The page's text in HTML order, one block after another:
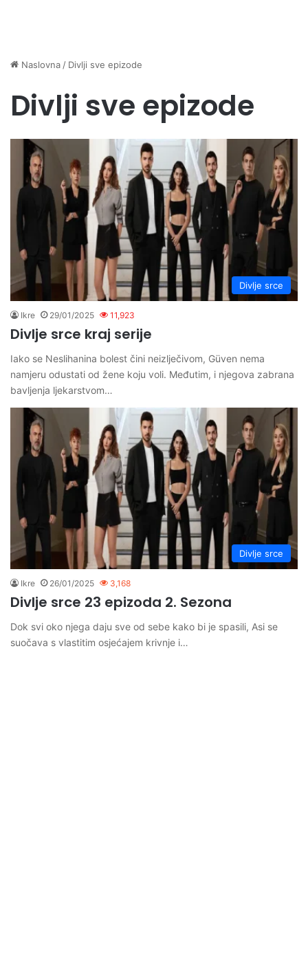
Naslovna / Divlji sve epizode
Divlji sve epizode
Divlje srce
Ikre 29/01/2025 11,923
Divlje srce kraj serije
Iako se Neslihanina bolest čini neizlječivom, Güven nema
namjeru odustati od žene koju voli. Međutim, i njegova zabrana
bavljenja ljekarstvom…
Divlje srce
Ikre 26/01/2025 3,168
Divlje srce 23 epizoda 2. Sezona
Dok svi oko njega daju sve od sebe kako bi je spasili, Asi se
suočava s vlastitim osjećajem krivnje i…